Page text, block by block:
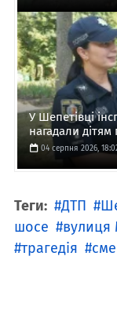
У Шепетівці
нагадали
04 серпня 2026,
Теги: ДТП
шосе
вулиця
трагедія